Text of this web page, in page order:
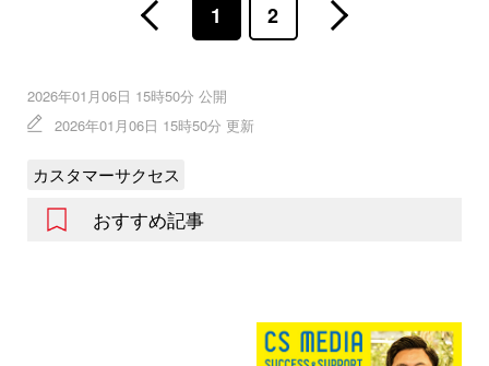
1 2
2026年01月06日 15時50分 公開
2026年01月06日 15時50分 更新
カスタマーサクセス
おすすめ記事